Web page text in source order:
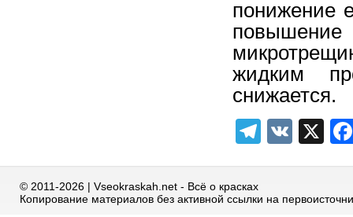
понижение
жидким
снижается.
VK X
© 2011-2026 | Vseokraskah.net - Всё о красках
Копирование материалов без активной ссылки на